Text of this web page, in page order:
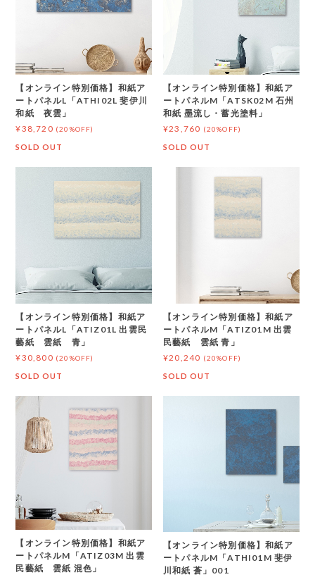
【オンライン特別価格】和紙ア
ートパネルL「ATHI02L 斐伊川
和紙 夜雲」
¥38,720 (20%OFF)
SOLD OUT
【オンライン特別価格】和紙ア
ートパネルM「ATSK02M 石州
和紙 墨流し・蓄光塗料」
¥23,760 (20%OFF)
SOLD OUT
【オンライン特別価格】和紙ア
ートパネルL「ATIZ01L 出雲民
藝紙 雲紙 青」
¥30,800 (20%OFF)
SOLD OUT
【オンライン特別価格】和紙ア
ートパネルM「ATIZ01M 出雲
民藝紙 雲紙 青」
¥20,240 (20%OFF)
SOLD OUT
【オンライン特別価格】和紙ア
ートパネルM「ATIZ03M 出雲
民藝紙 雲紙 混色」
【オンライン特別価格】和紙ア
ートパネルM「ATHI01M 斐伊
川和紙 蒼」001